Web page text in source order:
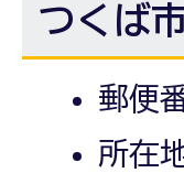
つくば
郵便
所在